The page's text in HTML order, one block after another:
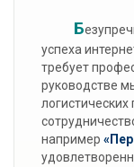
Б
успеха
требует
руководстве
например